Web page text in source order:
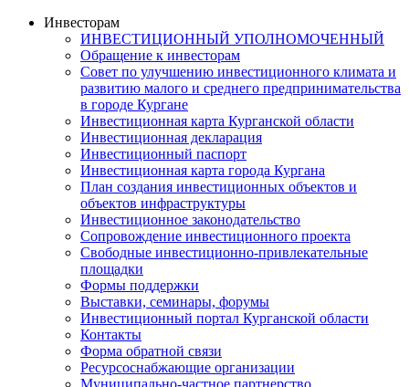
Инвесторам
ИНВЕСТИЦИОННЫЙ УПОЛНОМОЧЕННЫЙ
Обращение к инвесторам
Совет по улучшению инвестиционного климата и
развитию малого и среднего предпринимательства
в городе Кургане
Инвестиционная карта Курганской области
Инвестиционная декларация
Инвестиционный паспорт
Инвестиционная карта города Кургана
План создания инвестиционных объектов и
объектов инфраструктуры
Инвестиционное законодательство
Сопровождение инвестиционного проекта
Свободные инвестиционно-привлекательные
площадки
Формы поддержки
Выставки, семинары, форумы
Инвестиционный портал Курганской области
Контакты
Форма обратной связи
Ресурсоснабжающие организации
Муниципально-частное партнерство